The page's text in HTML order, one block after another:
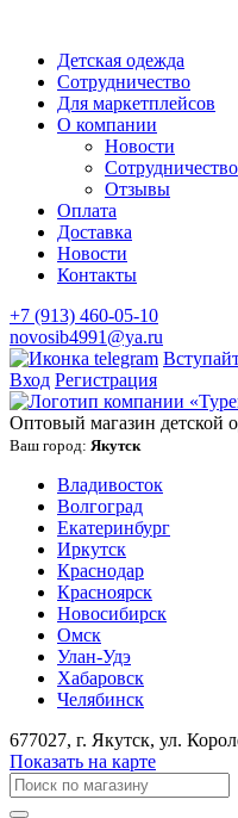
Детская одежда
Сотрудничество
Для маркетплейсов
О компании
Новости
Сотрудничество
Отзывы
Оплата
Доставка
Новости
Контакты
+7 (913) 460-05-10
novosib4991@ya.ru
Вход Регистрация
Оптовый магазин детской
Ваш город: Якутск
Владивосток
Волгоград
Екатеринбург
Иркутск
Краснодар
Красноярск
Новосибирск
Омск
Улан-Удэ
Хабаровск
Челябинск
677027, г. Якутск, ул.
Показать на карте